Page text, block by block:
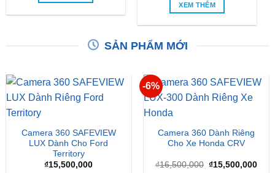
XEM THÊM
SẢN PHẨM MỚI
Camera 360 SAFEVIEW
LUX Dành Cho Ford
Territory
₫15,500,000
-6%
Camera 360 Dành Riêng
Cho Xe Honda CRV
₫16,500,000 Giá
₫15,500,000Giá